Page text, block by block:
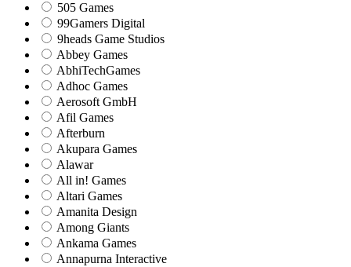
505 Games
99Gamers Digital
9heads Game Studios
Abbey Games
AbhiTechGames
Adhoc Games
Aerosoft GmbH
Afil Games
Afterburn
Akupara Games
Alawar
All in! Games
Altari Games
Amanita Design
Among Giants
Ankama Games
Annapurna Interactive